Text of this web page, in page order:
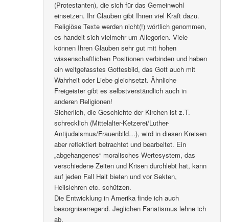
(Protestanten), die sich für das Gemeinwohl
einsetzen. Ihr Glauben gibt Ihnen viel Kraft dazu.
Religiöse Texte werden nicht(!) wörtlich genommen,
es handelt sich vielmehr um Allegorien. Viele
können Ihren Glauben sehr gut mit hohen
wissenschaftlichen Positionen verbinden und haben
ein weitgefasstes Gottesbild, das Gott auch mit
Wahrheit oder Liebe gleichsetzt. Ähnliche
Freigeister gibt es selbstverständlich auch in
anderen Religionen!
Sicherlich, die Geschichte der Kirchen ist z.T.
schrecklich (Mittelalter-Ketzerei/Luther-
Antijudaismus/Frauenbild…), wird in diesen Kreisen
aber reflektiert betrachtet und bearbeitet. Ein
„abgehangenes“ moralisches Wertesystem, das
verschiedene Zeiten und Krisen durchlebt hat, kann
auf jeden Fall Halt bieten und vor Sekten,
Heilslehren etc. schützen.
Die Entwicklung in Amerika finde ich auch
besorgniserregend. Jeglichen Fanatismus lehne ich
ab.